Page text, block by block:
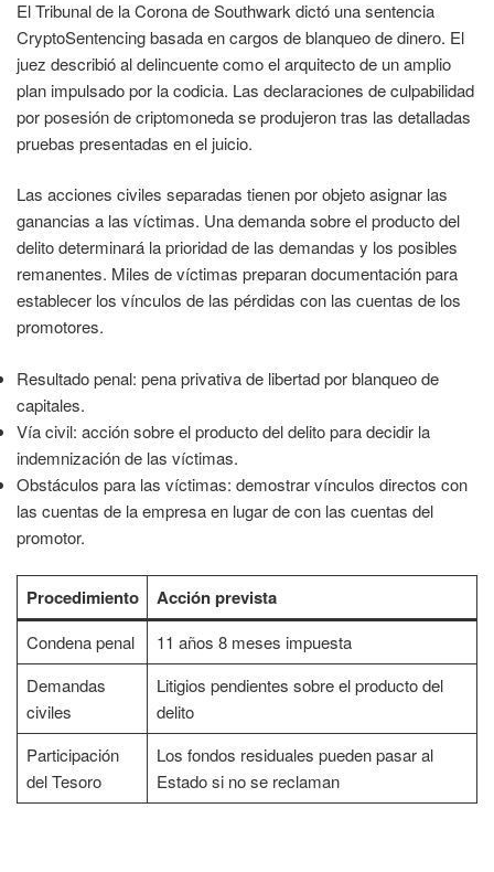
El Tribunal de la Corona de Southwark dictó una sentencia
CryptoSentencing basada en cargos de blanqueo de dinero. El
juez describió al delincuente como el arquitecto de un amplio
plan impulsado por la codicia. Las declaraciones de culpabilidad
por posesión de criptomoneda se produjeron tras las detalladas
pruebas presentadas en el juicio.
Las acciones civiles separadas tienen por objeto asignar las
ganancias a las víctimas. Una demanda sobre el producto del
delito determinará la prioridad de las demandas y los posibles
remanentes. Miles de víctimas preparan documentación para
establecer los vínculos de las pérdidas con las cuentas de los
promotores.
Resultado penal: pena privativa de libertad por blanqueo de
capitales.
Vía civil: acción sobre el producto del delito para decidir la
indemnización de las víctimas.
Obstáculos para las víctimas: demostrar vínculos directos con
las cuentas de la empresa en lugar de con las cuentas del
promotor.
Procedimiento Acción prevista
Condena penal
11 años 8 meses impuesta
Demandas
civiles
Litigios pendientes sobre el producto del
delito
Participación
del Tesoro
Los fondos residuales pueden pasar al
Estado si no se reclaman